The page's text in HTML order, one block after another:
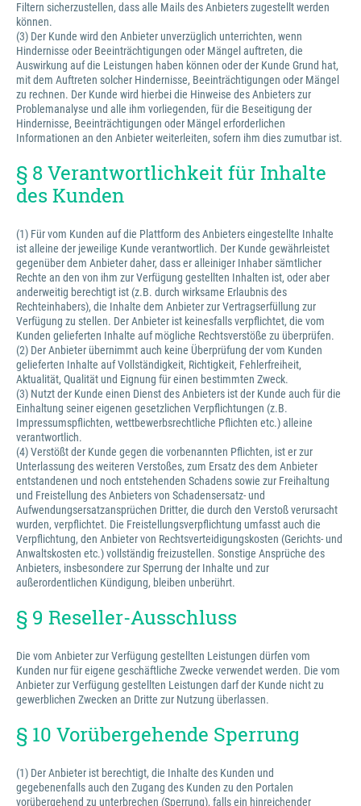
Filtern sicherzustellen, dass alle Mails des Anbieters zugestellt werden
können.
(3) Der Kunde wird den Anbieter unverzüglich unterrichten, wenn
Hindernisse oder Beeinträchtigungen oder Mängel auftreten, die
Auswirkung auf die Leistungen haben können oder der Kunde Grund hat,
mit dem Auftreten solcher Hindernisse, Beeinträchtigungen oder Mängel
zu rechnen. Der Kunde wird hierbei die Hinweise des Anbieters zur
Problemanalyse und alle ihm vorliegenden, für die Beseitigung der
Hindernisse, Beeinträchtigungen oder Mängel erforderlichen
Informationen an den Anbieter weiterleiten, sofern ihm dies zumutbar ist.
§ 8 Verantwortlichkeit für Inhalte
des Kunden
(1) Für vom Kunden auf die Plattform des Anbieters eingestellte Inhalte
ist alleine der jeweilige Kunde verantwortlich. Der Kunde gewährleistet
gegenüber dem Anbieter daher, dass er alleiniger Inhaber sämtlicher
Rechte an den von ihm zur Verfügung gestellten Inhalten ist, oder aber
anderweitig berechtigt ist (z.B. durch wirksame Erlaubnis des
Rechteinhabers), die Inhalte dem Anbieter zur Vertragserfüllung zur
Verfügung zu stellen. Der Anbieter ist keinesfalls verpflichtet, die vom
Kunden gelieferten Inhalte auf mögliche Rechtsverstöße zu überprüfen.
(2) Der Anbieter übernimmt auch keine Überprüfung der vom Kunden
gelieferten Inhalte auf Vollständigkeit, Richtigkeit, Fehlerfreiheit,
Aktualität, Qualität und Eignung für einen bestimmten Zweck.
(3) Nutzt der Kunde einen Dienst des Anbieters ist der Kunde auch für die
Einhaltung seiner eigenen gesetzlichen Verpflichtungen (z.B.
Impressumspflichten, wettbewerbsrechtliche Pflichten etc.) alleine
verantwortlich.
(4) Verstößt der Kunde gegen die vorbenannten Pflichten, ist er zur
Unterlassung des weiteren Verstoßes, zum Ersatz des dem Anbieter
entstandenen und noch entstehenden Schadens sowie zur Freihaltung
und Freistellung des Anbieters von Schadensersatz- und
Aufwendungsersatzansprüchen Dritter, die durch den Verstoß verursacht
wurden, verpflichtet. Die Freistellungsverpflichtung umfasst auch die
Verpflichtung, den Anbieter von Rechtsverteidigungskosten (Gerichts- und
Anwaltskosten etc.) vollständig freizustellen. Sonstige Ansprüche des
Anbieters, insbesondere zur Sperrung der Inhalte und zur
außerordentlichen Kündigung, bleiben unberührt.
§ 9 Reseller-Ausschluss
Die vom Anbieter zur Verfügung gestellten Leistungen dürfen vom
Kunden nur für eigene geschäftliche Zwecke verwendet werden. Die vom
Anbieter zur Verfügung gestellten Leistungen darf der Kunde nicht zu
gewerblichen Zwecken an Dritte zur Nutzung überlassen.
§ 10 Vorübergehende Sperrung
(1) Der Anbieter ist berechtigt, die Inhalte des Kunden und
gegebenenfalls auch den Zugang des Kunden zu den Portalen
vorübergehend zu unterbrechen (Sperrung), falls ein hinreichender